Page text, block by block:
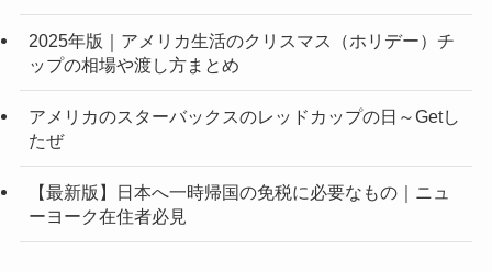
2025年版｜アメリカ生活のクリスマス（ホリデー）チ
ップの相場や渡し方まとめ
アメリカのスターバックスのレッドカップの日～Getし
たぜ
【最新版】日本へ一時帰国の免税に必要なもの｜ニュ
ーヨーク在住者必見